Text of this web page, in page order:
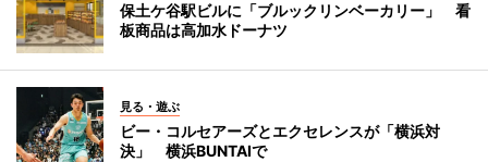
保土ケ谷駅ビルに「ブルックリンベーカリー」 看
板商品は高加水ドーナツ
見る・遊ぶ
ビー・コルセアーズとエクセレンスが「横浜対
決」 横浜BUNTAIで